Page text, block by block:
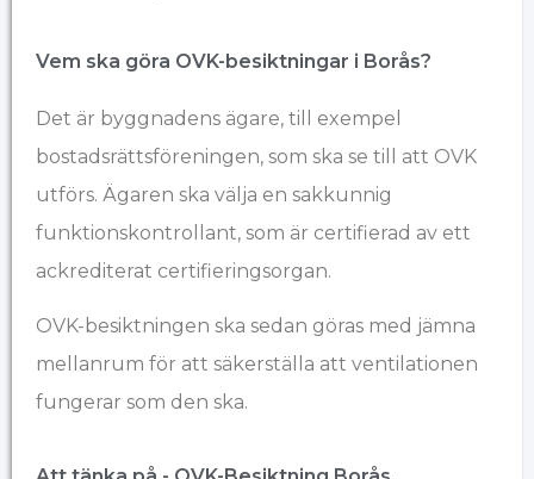
Vem ska göra OVK-besiktningar i ​Borås?
Det är byggnadens ägare, till exempel
bostadsrättsföreningen, som ska se till att OVK
utförs. Ägaren ska välja en sakkunnig
funktionskontrollant, som är certifierad av ett
ackrediterat certifieringsorgan.
OVK-besiktningen ska sedan göras med jämna
mellanrum för att säkerställa att ventilationen
fungerar som den ska.